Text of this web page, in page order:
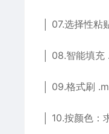
│ 07.选择性粘
│ 08.智能填
│ 09.格式刷
│ 10.按颜色